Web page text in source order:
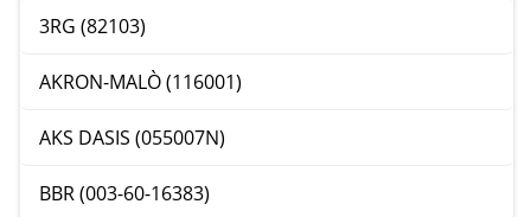
3RG (82103)
AKRON-MALÒ (116001)
AKS DASIS (055007N)
BBR (003-60-16383)